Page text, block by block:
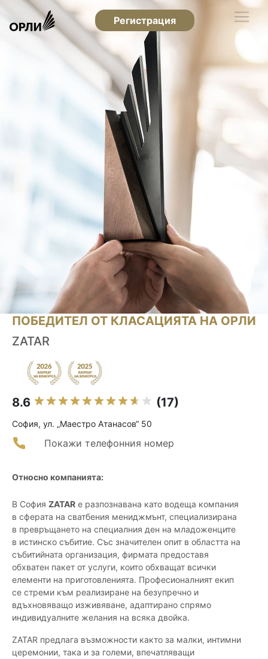
Регистрация
ПОБЕДИТЕЛ ОТ КЛАСАЦИЯТА НА ОРЛИ
ZATAR
8.6 (17)
София, ул. „Маестро Атанасов“ 50
Покажи телефонния номер
Относно компанията:
В София ZATAR е разпознавана като водеща компания
в сферата на сватбения мениджмънт, специализирана
в превръщането на специалния ден на младоженците
в истинско събитие. Със значителен опит в областта на
събитийната организация, фирмата предоставя
обхватен пакет от услуги, които обхващат всички
елементи на приготовленията. Професионалният екип
се стреми към реализиране на безупречно и
вдъхновяващо изживяване, адаптирано спрямо
индивидуалните желания на всяка двойка.
ZATAR предлага възможности както за малки, интимни
церемонии, така и за големи, впечатляващи